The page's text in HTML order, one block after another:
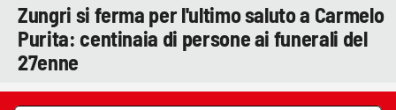
Zungri si ferma per l'ultimo saluto a Carmelo
Purita: centinaia di persone ai funerali del
27enne